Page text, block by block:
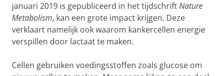
januari 2019 is gepubliceerd in het tijdschriftNature
Metabolism, kan een grote impact krijgen. Deze
verklaart namelijk ook waarom kankercellen energie
verspillen door lactaat te maken.
Cellen gebruiken voedingsstoffen zoals glucose om